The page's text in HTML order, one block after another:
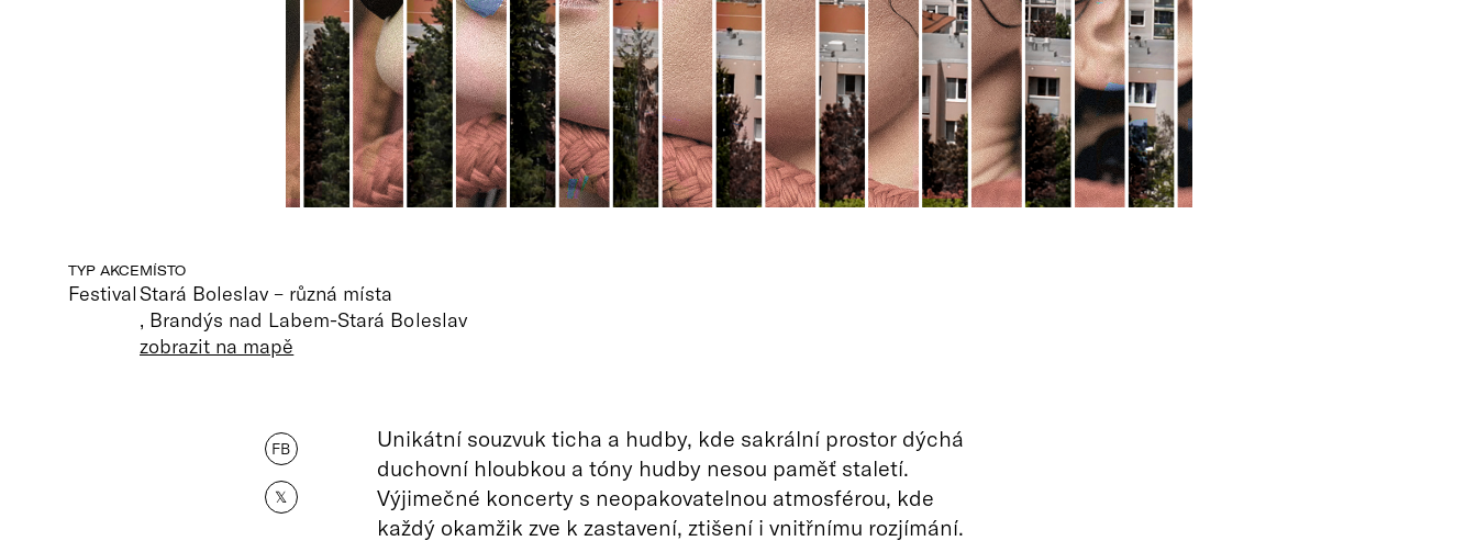
TYP AKCE
Festival
MÍSTO
Stará Boleslav – různá místa
, Brandýs nad Labem-Stará Boleslav
zobrazit na mapě
FB
𝕏
Unikátní souzvuk ticha a hudby, kde sakrální prostor dýchá
duchovní hloubkou a tóny hudby nesou paměť staletí.
Výjimečné koncerty s neopakovatelnou atmosférou, kde
každý okamžik zve k zastavení, ztišení i vnitřnímu rozjímání.